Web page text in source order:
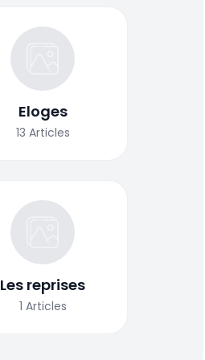
Eloges
13 Articles
Les reprises
1 Articles